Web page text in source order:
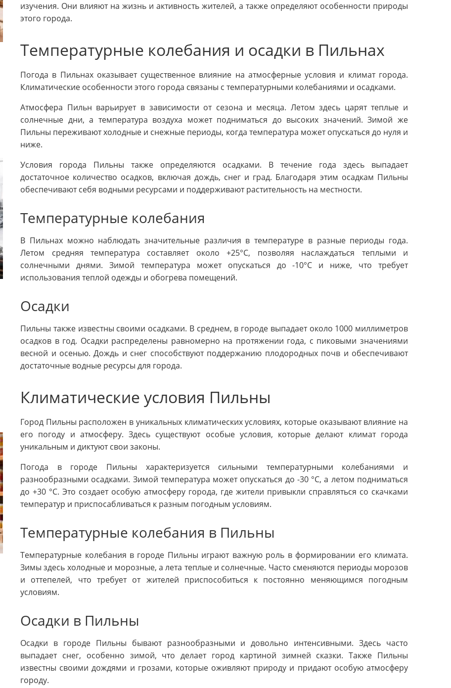
изучения. Они влияют на жизнь и активность жителей, а также определяют особенности природы
этого города.
Температурные колебания и осадки в Пильнах
Погода в Пильнах оказывает существенное влияние на атмосферные условия и климат города.
Климатические особенности этого города связаны с температурными колебаниями и осадками.
Атмосфера Пильн варьирует в зависимости от сезона и месяца. Летом здесь царят теплые и
солнечные дни, а температура воздуха может подниматься до высоких значений. Зимой же
Пильны переживают холодные и снежные периоды, когда температура может опускаться до нуля и
ниже.
Условия города Пильны также определяются осадками. В течение года здесь выпадает
достаточное количество осадков, включая дождь, снег и град. Благодаря этим осадкам Пильны
обеспечивают себя водными ресурсами и поддерживают растительность на местности.
Температурные колебания
В Пильнах можно наблюдать значительные различия в температуре в разные периоды года.
Летом средняя температура составляет около +25°C, позволяя наслаждаться теплыми и
солнечными днями. Зимой температура может опускаться до -10°C и ниже, что требует
использования теплой одежды и обогрева помещений.
Осадки
Пильны также известны своими осадками. В среднем, в городе выпадает около 1000 миллиметров
осадков в год. Осадки распределены равномерно на протяжении года, с пиковыми значениями
весной и осенью. Дождь и снег способствуют поддержанию плодородных почв и обеспечивают
достаточные водные ресурсы для города.
Климатические условия Пильны
Город Пильны расположен в уникальных климатических условиях, которые оказывают влияние на
его погоду и атмосферу. Здесь существуют особые условия, которые делают климат города
уникальным и диктуют свои законы.
Погода в городе Пильны характеризуется сильными температурными колебаниями и
разнообразными осадками. Зимой температура может опускаться до -30 °C, а летом подниматься
до +30 °C. Это создает особую атмосферу города, где жители привыкли справляться со скачками
температур и приспосабливаться к разным погодным условиям.
Температурные колебания в Пильны
Температурные колебания в городе Пильны играют важную роль в формировании его климата.
Зимы здесь холодные и морозные, а лета теплые и солнечные. Часто сменяются периоды морозов
и оттепелей, что требует от жителей приспособиться к постоянно меняющимся погодным
условиям.
Осадки в Пильны
Осадки в городе Пильны бывают разнообразными и довольно интенсивными. Здесь часто
выпадает снег, особенно зимой, что делает город картиной зимней сказки. Также Пильны
известны своими дождями и грозами, которые оживляют природу и придают особую атмосферу
городу.